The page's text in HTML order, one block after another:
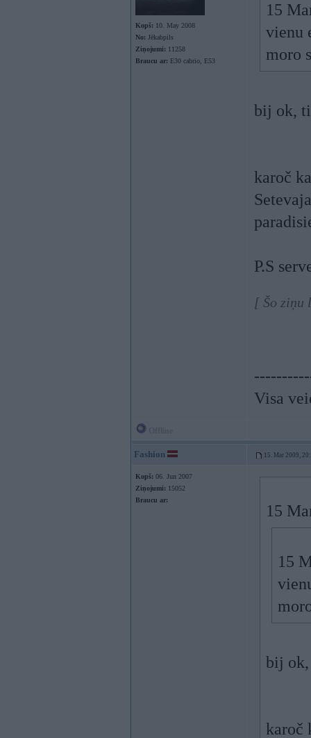
Kopš: 10. May 2008
No: Jēkabpils
Ziņojumi: 11258
Braucu ar: E30 cabrio, E53
15
vienu
moro
bij ok,
karoč
P.S
[ Šo ziņu
Visa
Fashion 15. Mar 2009,
Kopš: 06. Jun 2007
Ziņojumi: 15052
Braucu ar:
15
15
bij
karoč